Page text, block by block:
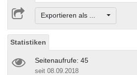
Exportieren als ...
Statistiken
Seitenaufrufe: 45
seit 08.09.2018